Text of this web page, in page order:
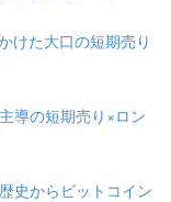
けた大口の短期売り
導の短期売り×ロン
史からビットコイン